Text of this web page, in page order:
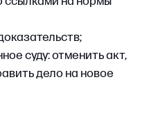
новых
ошибки,
часто